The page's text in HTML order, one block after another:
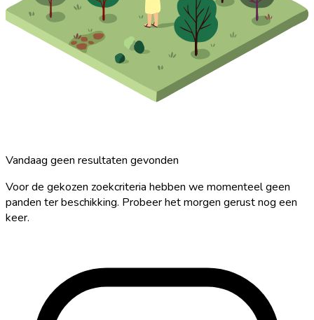
Vandaag geen resultaten gevonden
Voor de gekozen zoekcriteria hebben we momenteel geen
panden ter beschikking. Probeer het morgen gerust nog een
keer.